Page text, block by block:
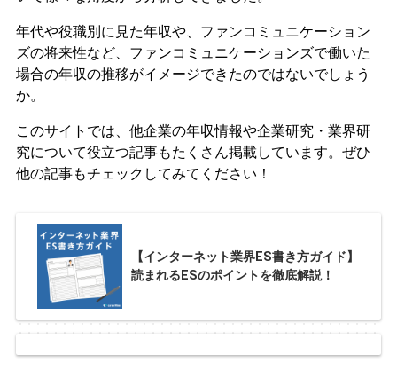
年代や役職別に見た年収や、ファンコミュニケーション
ズの将来性など、ファンコミュニケーションズで働いた
場合の年収の推移がイメージできたのではないでしょう
か。
このサイトでは、他企業の年収情報や企業研究・業界研
究について役立つ記事もたくさん掲載しています。ぜひ
他の記事もチェックしてみてください！
【インターネット業界ES書き方ガイド】
読まれるESのポイントを徹底解説！